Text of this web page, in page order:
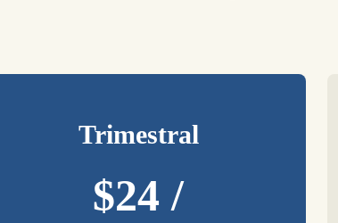
Trimestral
$24 /